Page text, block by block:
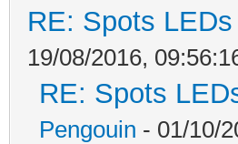
RE: Spots
19/08/2016,
RE: Spots
Pengouin - 01/10/